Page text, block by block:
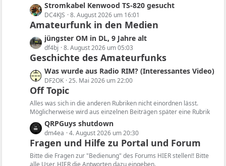
L
e
t
z
t
e
e
i
t
r
ä
g
e
Stromkabel Kenwood TS-820 gesucht
DC4KJS 8. August 2026 um 16:01
Amateurfunk in den Medien
L
e
t
z
t
e
B
e
t
r
ä
g
jüngster OM in DL, 9 Jahre alt
df4bj 8. August 2026 um 05:03
Geschichte des Amateurfunks
L
e
t
z
t
e
B
e
i
t
Was wurde aus Radio RIM? (Interessantes Video)
DF2OK 25. Mai 2026 um 22:00
Off Topic
Alles was sich in die anderen Rubriken nicht einordnen lässt.
Möglicherweise wird aus einzelnen Beiträgen später eine Rubrik
L
e
t
z
t
QRPGuys shutdown
dm4ea 4. August 2026 um 20:30
Fragen und Hilfe zu Portal und Forum
Bitte die Fragen zur "Bedienung" des Forums HIER stellen!! Bitte
alle User, HIER die Antworten dazu eingeben.